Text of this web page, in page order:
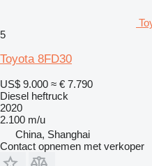
5
Toyota 8FD30
US$ 9.000 ≈ € 7.790
Diesel heftruck
2020
2.100 m/u
China, Shanghai
Contact opnemen met verkoper